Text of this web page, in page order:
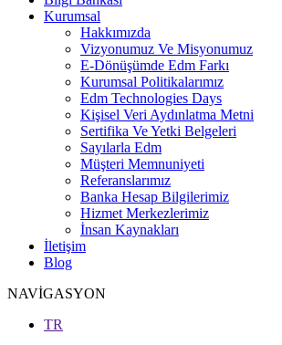
Kurumsal
Hakkımızda
Vizyonumuz Ve Misyonumuz
E-Dönüşümde Edm Farkı
Kurumsal Politikalarımız
Edm Technologies Days
Kişisel Veri Aydınlatma Metni
Sertifika Ve Yetki Belgeleri
Sayılarla Edm
Müşteri Memnuniyeti
Referanslarımız
Banka Hesap Bilgilerimiz
Hizmet Merkezlerimiz
İnsan Kaynakları
İletişim
Blog
NAVİGASYON
TR